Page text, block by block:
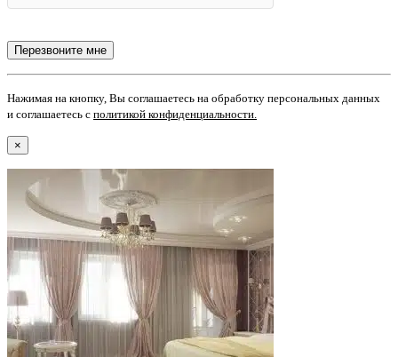
Нажимая на кнопку, Вы соглашаетесь на обработку персональных данных
и соглашаетесь с политикой конфиденциальности.
×